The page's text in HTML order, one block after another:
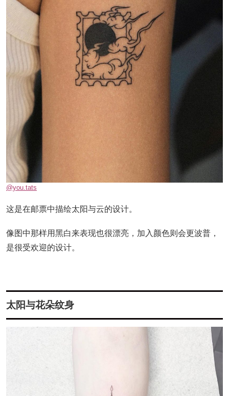
@you.tats
这是在邮票中描绘太阳与云的设计。
像图中那样用黑白来表现也很漂亮，加入颜色则会更波普，
是很受欢迎的设计。
太阳与花朵纹身